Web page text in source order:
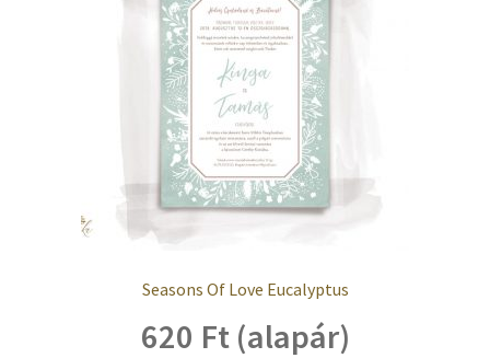
Seasons Of Love Eucalyptus
620 Ft (alapár)